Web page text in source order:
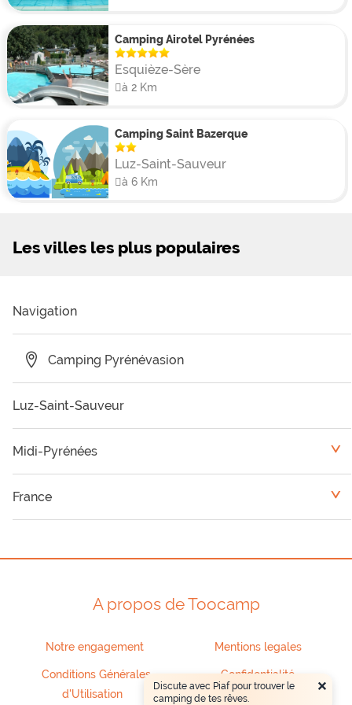
Camping Airotel Pyrénées
Esquièze-Sère
à 2 Km
Camping Saint Bazerque
Luz-Saint-Sauveur
à 6 Km
Les villes les plus populaires
Navigation
Camping Pyrénévasion
Luz-Saint-Sauveur
Midi-Pyrénées <
Camping Haute Garonne
France <
Limousin
A propos de Toocamp
Notre engagement Mentions legales
Conditions Générales
d'Utilisation
Confidentialité ×
Discute avec Piaf pour trouver le
camping de tes rêves.